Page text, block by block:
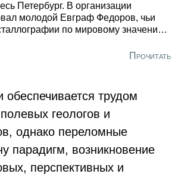
Петербург. В организации
молодой Евграф Федоров, чьи
по мировому значению
Прочитать
обеспечивается трудом
геологов и
однако переломные
парадигм, возникновение
перспективных и